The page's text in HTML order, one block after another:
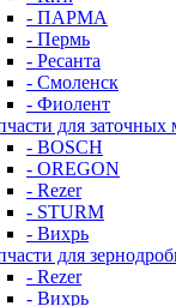
- ПАРМА
- Пермь
- Ресанта
- Смоленск
- Фиолент
для
- BOSCH
- OREGON
- Rezer
- STURM
- Вихрь
для
- Rezer
- Вихрь